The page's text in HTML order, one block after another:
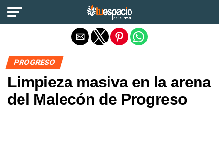
PROGRESO
Limpieza masiva en la arena
del Malecón de Progreso
Salir de la versión móvil